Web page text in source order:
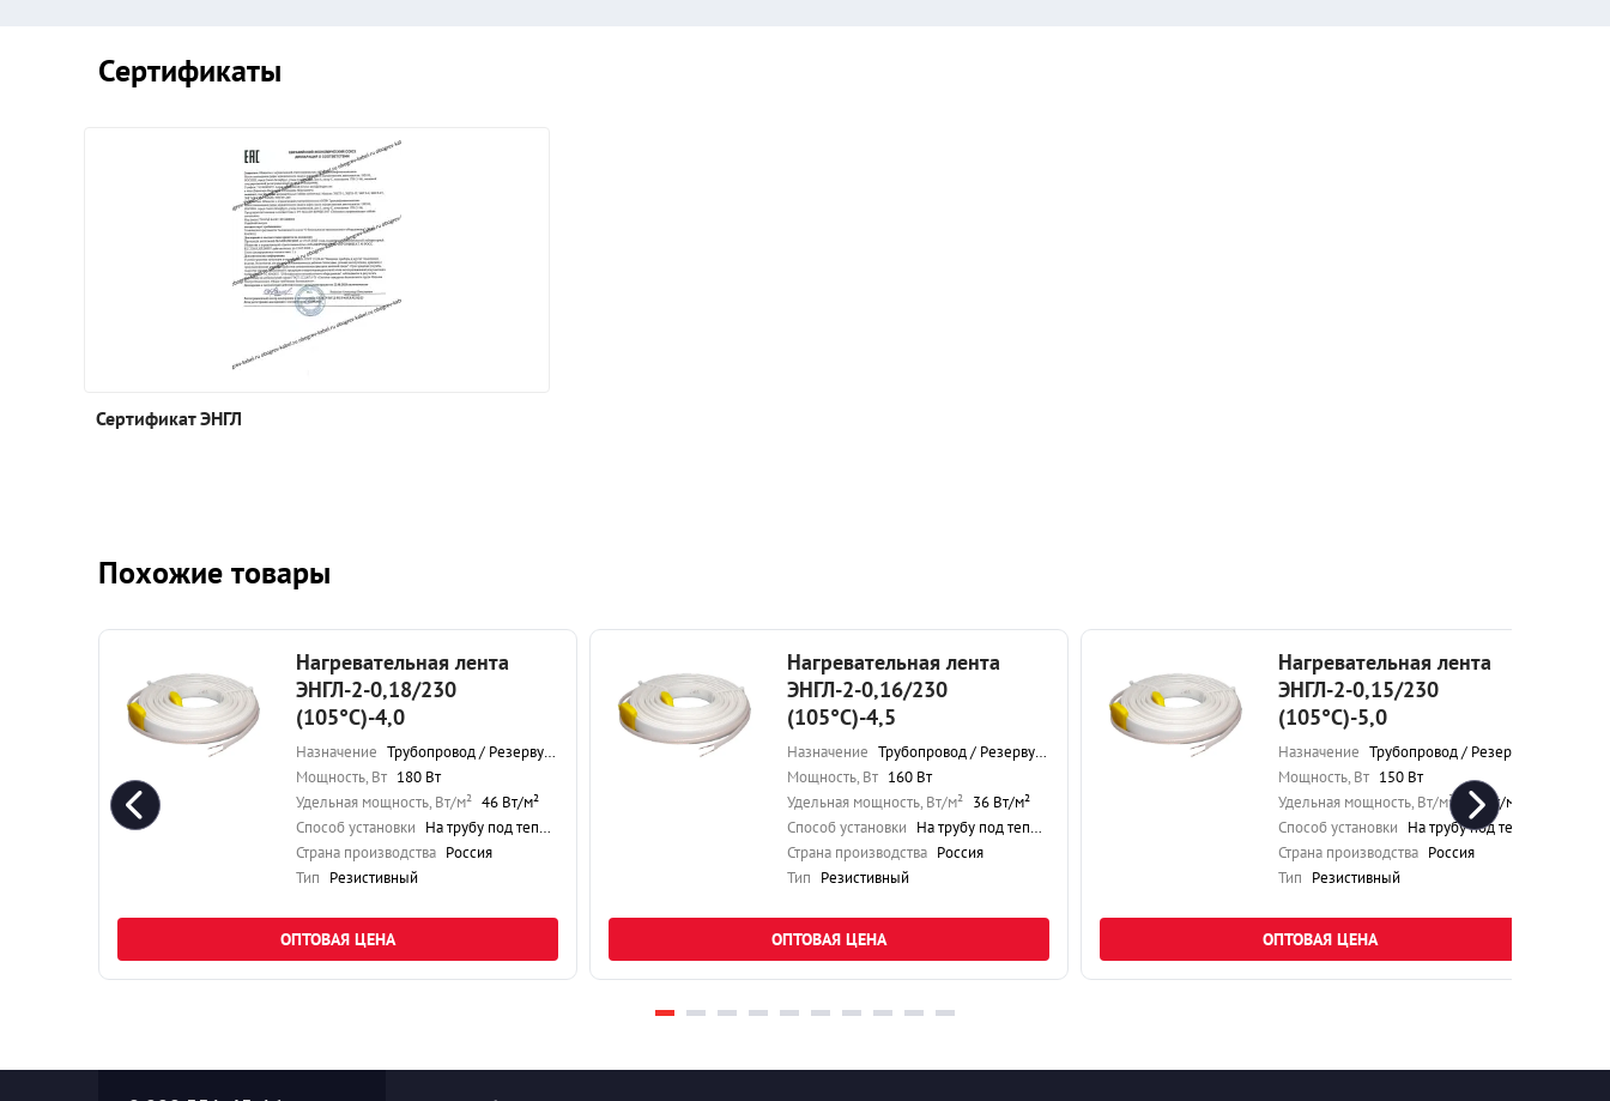
Сертификаты
Сертификат ЭНГЛ
Похожие товары
Нагревательная лента
ЭНГЛ-2-0,18/230
(105°С)-4,0
Назначение Трубопровод / Резервуар
Мощность, Вт 180 Вт
Удельная мощность, Вт/м² 46 Вт/м²
Способ установки На трубу под теплоизоляцию
Страна производства Россия
Тип Резистивный
ОПТОВАЯ ЦЕНА
Нагревательная лента
ЭНГЛ-2-0,16/230
(105°С)-4,5
Назначение Трубопровод / Резервуар
Мощность, Вт 160 Вт
Удельная мощность, Вт/м² 36 Вт/м²
Способ установки На трубу под теплоизоляцию
Страна производства Россия
Тип Резистивный
ОПТОВАЯ ЦЕНА
Нагревательная лента
ЭНГЛ-2-0,15/230
(105°С)-5,0
Назначение Трубопровод / Резервуар
Мощность, Вт 150 Вт
Удельная мощность, Вт/м²
29 Вт/м²
Способ установки На трубу под теплоизоляцию
Страна производства Россия
Тип Резистивный
ОПТОВАЯ ЦЕНА